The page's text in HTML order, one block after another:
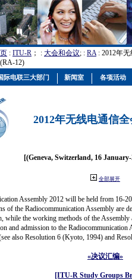
: ITU-R ； : 大会和会议; : RA: 2012年
12)
2012年无线电通信
[(Geneva, Switzerland, 16
全部展开
Assembly 2012 will be held from 16-
of the Radiocommunication Assembly are
while the working methods of the
and admission to the
also Resolution 6 (Kyoto, 1994) and
«决议汇编»
[ITU-R Study Groups
际电联三大部门 新闻室 各项活动